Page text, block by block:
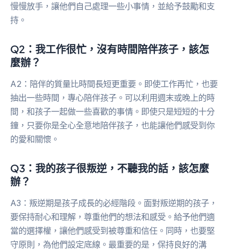
慢慢放手，讓他們自己處理一些小事情，並給予鼓勵和支
持。
Q2：我工作很忙，沒有時間陪伴孩子，該怎
麼辦？
A2：陪伴的質量比時間長短更重要。即使工作再忙，也要
抽出一些時間，專心陪伴孩子。可以利用週末或晚上的時
間，和孩子一起做一些喜歡的事情。即使只是短短的十分
鐘，只要你是全心全意地陪伴孩子，也能讓他們感受到你
的愛和關懷。
Q3：我的孩子很叛逆，不聽我的話，該怎麼
辦？
A3：叛逆期是孩子成長的必經階段。面對叛逆期的孩子，
要保持耐心和理解，尊重他們的想法和感受。給予他們適
當的選擇權，讓他們感受到被尊重和信任。同時，也要堅
守原則，為他們設定底線。最重要的是，保持良好的溝